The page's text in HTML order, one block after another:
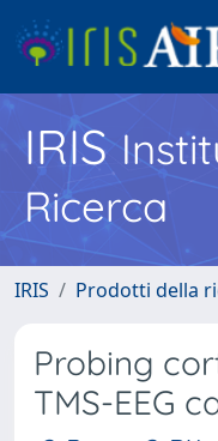
IRIS
Ricerca
IRIS Prodotti della
Probing
TMS-EEG